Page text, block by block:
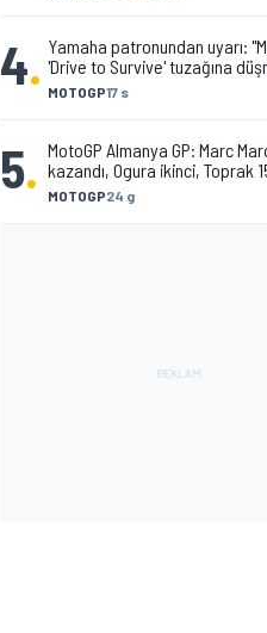
4. MOTOGP17 s
Yamaha patronundan uyarı:
'Drive to Survive' tuzağına
5. MOTOGP24 g
MotoGP Almanya GP: Marc
kazandı, Ogura ikinci, Toprak